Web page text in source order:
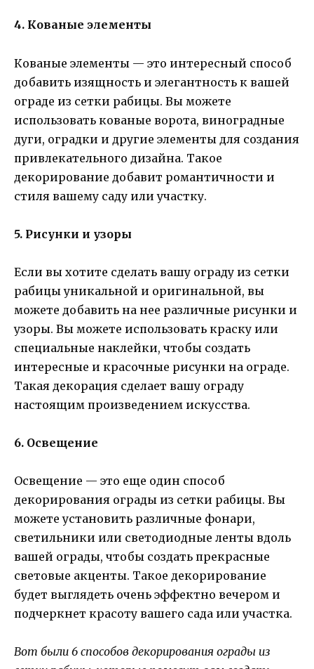
4. Кованые элементы
Кованые элементы — это интересный способ
добавить изящность и элегантность к вашей
ограде из сетки рабицы. Вы можете
использовать кованые ворота, виноградные
дуги, оградки и другие элементы для создания
привлекательного дизайна. Такое
декорирование добавит романтичности и
стиля вашему саду или участку.
5. Рисунки и узоры
Если вы хотите сделать вашу ограду из сетки
рабицы уникальной и оригинальной, вы
можете добавить на нее различные рисунки и
узоры. Вы можете использовать краску или
специальные наклейки, чтобы создать
интересные и красочные рисунки на ограде.
Такая декорация сделает вашу ограду
настоящим произведением искусства.
6. Освещение
Освещение — это еще один способ
декорирования ограды из сетки рабицы. Вы
можете установить различные фонари,
светильники или светодиодные ленты вдоль
вашей ограды, чтобы создать прекрасные
световые акценты. Такое декорирование
будет выглядеть очень эффектно вечером и
подчеркнет красоту вашего сада или участка.
Вот были 6 способов декорирования ограды из